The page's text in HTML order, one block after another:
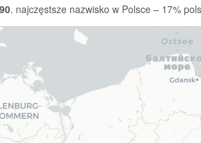
. najczęstsze nazwisko w Polsce – 17%